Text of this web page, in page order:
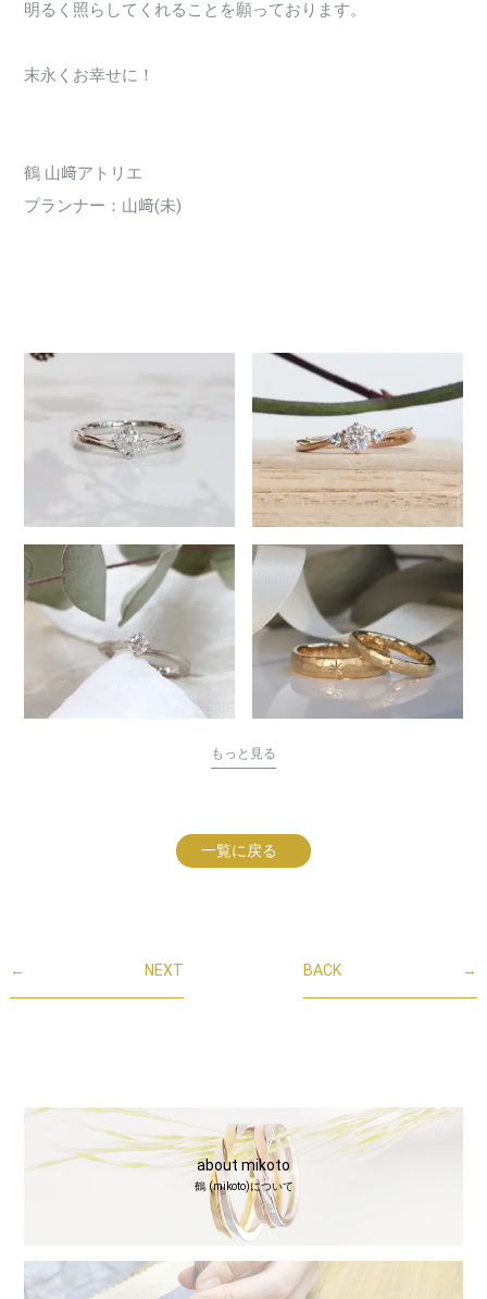
明るく照らしてくれることを願っております。
末永くお幸せに！
鶴 山﨑アトリエ
プランナー：山﨑(未)
もっと見る
一覧に戻る
← NEXT →
BACK
about mikoto
鶴 (mikoto)について